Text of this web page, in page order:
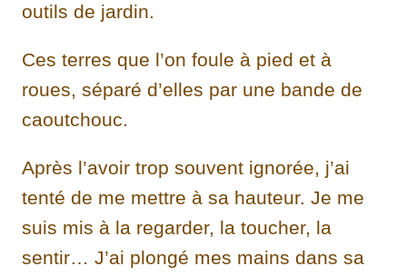
outils de jardin.
Ces terres que l’on foule à pied et à
roues, séparé d’elles par une bande de
caoutchouc.
Après l’avoir trop souvent ignorée, j’ai
tenté de me mettre à sa hauteur. Je me
suis mis à la regarder, la toucher, la
sentir… J’ai plongé mes mains dans sa